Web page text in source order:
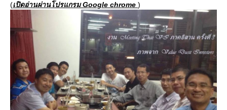
(เปิดอ่านผ่านโปรแกรม Google chrome )